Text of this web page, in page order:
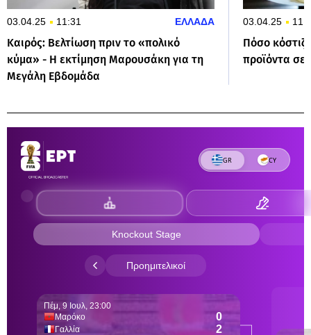
03.04.25 11:31 ΕΛΛΑΔΑ
Καιρός: Βελτίωση πριν το «πολικό
κύμα» - Η εκτίμηση Μαρουσάκη για τη
Μεγάλη Εβδομάδα
03.04.25
Πόσο
προϊόντα σε